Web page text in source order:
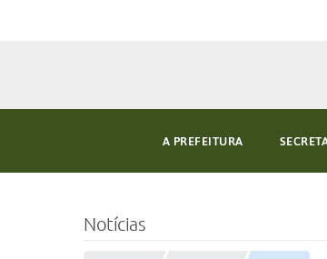
A PREFEITURA
Notícias